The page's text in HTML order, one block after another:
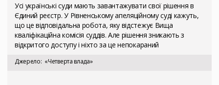
Усі українські суди мають завантажувати свої рішення в
Єдиний реєстр. У Рівненському апеляційному суді кажуть,
що це відповідальна робота, яку відстежує Вища
кваліфікаційна комісія суддів. Але рішення зникають з
відкритого доступу і ніхто за це непокараний
Джерело «Четверта влада»